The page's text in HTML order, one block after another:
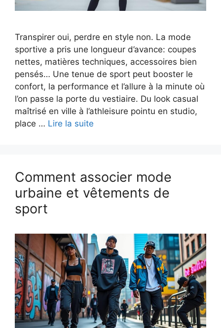
Transpirer oui, perdre en style non. La mode
sportive a pris une longueur d’avance: coupes
nettes, matières techniques, accessoires bien
pensés… Une tenue de sport peut booster le
confort, la performance et l’allure à la minute où
l’on passe la porte du vestiaire. Du look casual
maîtrisé en ville à l’athleisure pointu en studio,
place … Lire la suite
Comment associer mode
urbaine et vêtements de
sport